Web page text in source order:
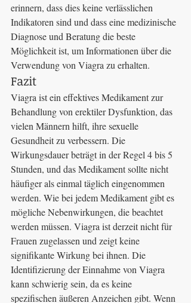
erinnern, dass dies keine verlässlichen
Indikatoren sind und dass eine medizinische
Diagnose und Beratung die beste
Möglichkeit ist, um Informationen über die
Verwendung von Viagra zu erhalten.
Fazit
Viagra ist ein effektives Medikament zur
Behandlung von erektiler Dysfunktion, das
vielen Männern hilft, ihre sexuelle
Gesundheit zu verbessern. Die
Wirkungsdauer beträgt in der Regel 4 bis 5
Stunden, und das Medikament sollte nicht
häufiger als einmal täglich eingenommen
werden. Wie bei jedem Medikament gibt es
mögliche Nebenwirkungen, die beachtet
werden müssen. Viagra ist derzeit nicht für
Frauen zugelassen und zeigt keine
signifikante Wirkung bei ihnen. Die
Identifizierung der Einnahme von Viagra
kann schwierig sein, da es keine
spezifischen äußeren Anzeichen gibt. Wenn